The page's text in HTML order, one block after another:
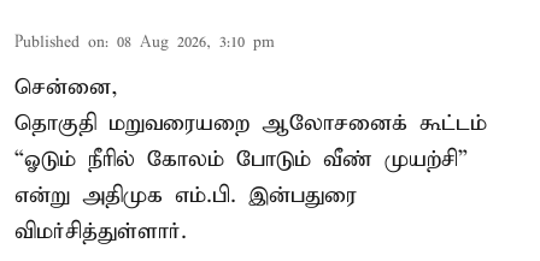
Published on: 08 Aug 2026, 3:10 pm
சென்னை,
தொகுதி மறுவரையறை ஆலோசனைக் கூட்டம்
“ஓடும் நீரில் கோலம் போடும் வீண் முயற்சி”
என்று அதிமுக எம்.பி. இன்பதுரை
விமர்சித்துள்ளார்.